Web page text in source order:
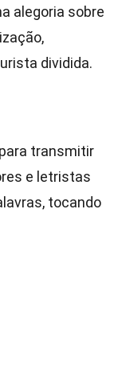
alegoria sobre
dividida.
transmitir
e letristas
tocando